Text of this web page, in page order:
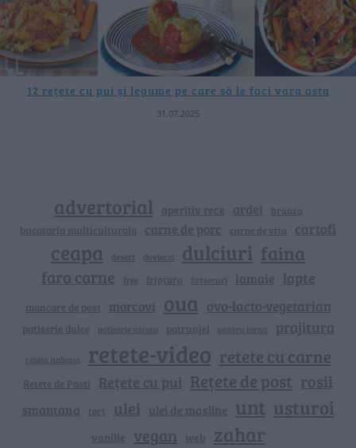
12 rețete cu pui și legume pe care să le faci vara asta
31.07.2025
advertorial aperitiv rece ardei branza
bucataria multiculturala carne de porc carne de vita cartofi
ceapa desert dovlecei dulciuri faina
fara carne free friptura fursecuri lamaie lapte
mancare de post morcovi oua ovo-lacto-vegetarian
patiserie dulce patiserie sarata patrunjel pentru iarna prajitura
reteta italiana retete-video retete cu carne
Retete de Pasti Rețete cu pui Rețete de post rosii
smantana tort ulei ulei de masline unt usturoi
vanilie vegan web zahar